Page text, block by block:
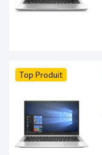
Top Produit